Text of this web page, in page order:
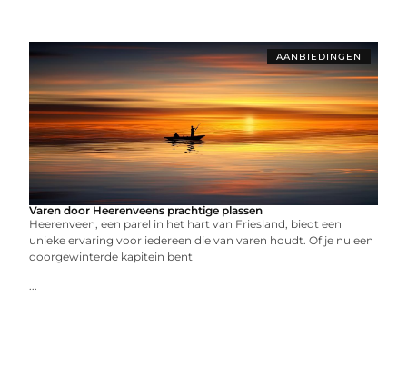
AANBIEDINGEN
Varen door Heerenveens prachtige plassen
Heerenveen, een parel in het hart van Friesland, biedt een
unieke ervaring voor iedereen die van varen houdt. Of je nu een
doorgewinterde kapitein bent
...